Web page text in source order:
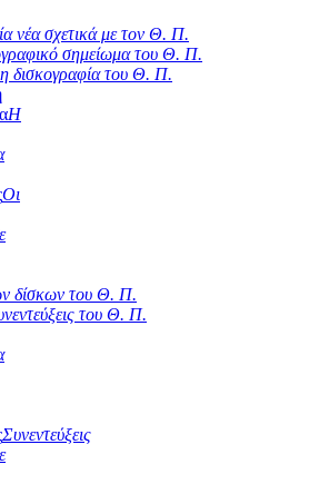
νέα σχετικά με τον Θ. Π.
σημείωμα του Θ. Π.
δισκογραφία του Θ. Π.
Η
Οι
δίσκων του Θ. Π.
του Θ. Π.
Συνεντεύξεις